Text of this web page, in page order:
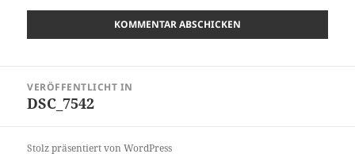
VERÖFFENTLICHT IN
DSC_7542
Stolz präsentiert von WordPress